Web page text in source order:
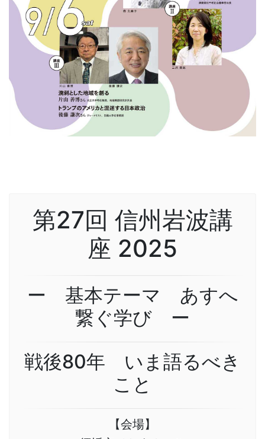
第27回 信州岩波講
座 2025
ー 基本テーマ あすへ
繋ぐ学び ー
戦後80年 いま語るべき
こと
【会場】